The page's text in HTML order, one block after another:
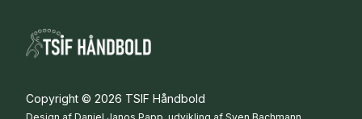
Copyright © 2026 TSIF Håndbold